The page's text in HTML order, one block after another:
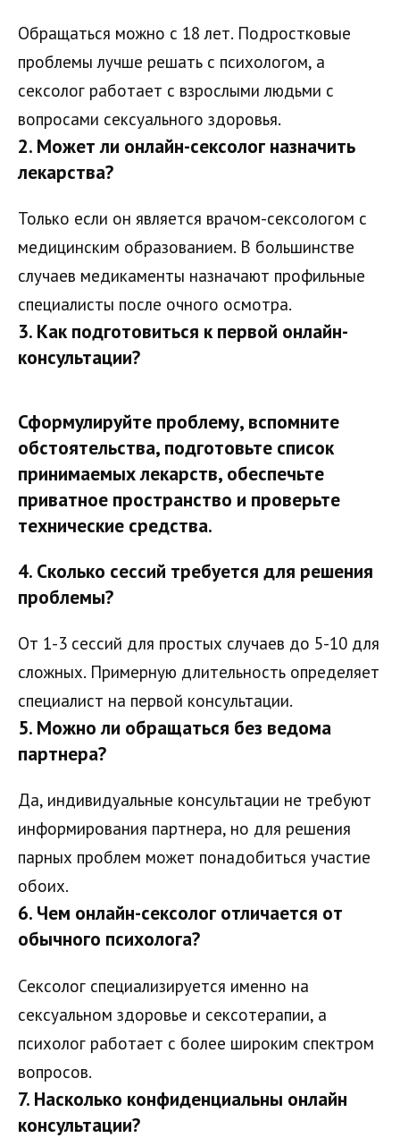
Обращаться можно с 18 лет. Подростковые
проблемы лучше решать с психологом, а
сексолог работает с взрослыми людьми с
вопросами сексуального здоровья.
2. Может ли онлайн-сексолог назначить
лекарства?
Только если он является врачом-сексологом с
медицинским образованием. В большинстве
случаев медикаменты назначают профильные
специалисты после очного осмотра.
3. Как подготовиться к первой онлайн-
консультации?
Сформулируйте проблему, вспомните
обстоятельства, подготовьте список
принимаемых лекарств, обеспечьте
приватное пространство и проверьте
технические средства.
4. Сколько сессий требуется для решения
проблемы?
От 1-3 сессий для простых случаев до 5-10 для
сложных. Примерную длительность определяет
специалист на первой консультации.
5. Можно ли обращаться без ведома
партнера?
Да, индивидуальные консультации не требуют
информирования партнера, но для решения
парных проблем может понадобиться участие
обоих.
6. Чем онлайн-сексолог отличается от
обычного психолога?
Сексолог специализируется именно на
сексуальном здоровье и сексотерапии, а
психолог работает с более широким спектром
вопросов.
7. Насколько конфиденциальны онлайн
консультации?